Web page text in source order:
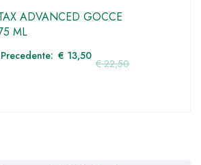
ADVANCED GOCCE
ML
€22,50
€ 13,50